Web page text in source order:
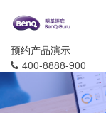
预约产品演示
400-8888-900